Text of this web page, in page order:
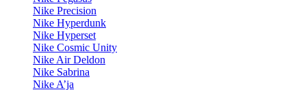
Nike Precision
Nike Hyperdunk
Nike Hyperset
Nike Cosmic Unity
Nike Air Deldon
Nike Sabrina
Nike A’ja